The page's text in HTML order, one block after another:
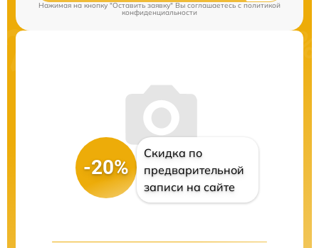
Нажимая на кнопку "Оставить заявку" Вы соглашаетесь c политикой
конфиденциальности
-20%
Скидка по
предварительной
записи на сайте